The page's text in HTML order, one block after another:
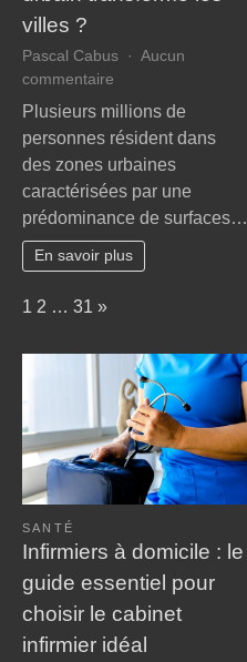
villes ?
Pascal Cabus
Aucun
commentaire
Pourquoi
jardinage
urbain
transforme
les
villes
?
Plusieurs millions de
personnes résident dans
des zones urbaines
caractérisées par une
prédominance de surfaces…
En savoir plus
Page:
1 2 … 31 Next
»
SANTÉ
Infirmiers à domicile : le
guide essentiel pour
choisir le cabinet
infirmier idéal